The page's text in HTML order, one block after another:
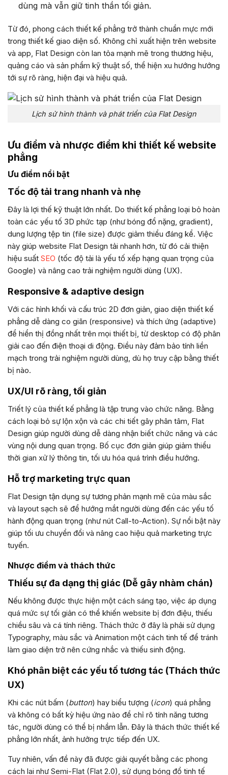
dùng mà vẫn giữ tinh thần tối giản.
Từ đó, phong cách thiết kế phẳng trở thành chuẩn mực mới
trong thiết kế giao diện số. Không chỉ xuất hiện trên website
và app, Flat Design còn lan tỏa mạnh mẽ trong thương hiệu,
quảng cáo và sản phẩm kỹ thuật số, thể hiện xu hướng hướng
tới sự rõ ràng, hiện đại và hiệu quả.
Lịch sử hình thành và phát triển của Flat Design
Ưu điểm và nhược điểm khi thiết kế website
phẳng
Ưu điểm nổi bật
Tốc độ tải trang nhanh và nhẹ
Đây là lợi thế kỹ thuật lớn nhất. Do thiết kế phẳng loại bỏ hoàn
toàn các yếu tố 3D phức tạp (như bóng đổ nặng, gradient),
dung lượng tệp tin (file size) được giảm thiểu đáng kể. Việc
này giúp website Flat Design tải nhanh hơn, từ đó cải thiện
hiệu suất SEO (tốc độ tải là yếu tố xếp hạng quan trọng của
Google) và nâng cao trải nghiệm người dùng (UX).
Responsive & adaptive design
Với các hình khối và cấu trúc 2D đơn giản, giao diện thiết kế
phẳng dễ dàng co giãn (responsive) và thích ứng (adaptive)
để hiển thị đồng nhất trên mọi thiết bị, từ desktop có độ phân
giải cao đến điện thoại di động. Điều này đảm bảo tính liền
mạch trong trải nghiệm người dùng, dù họ truy cập bằng thiết
bị nào.
UX/UI rõ ràng, tối giản
Triết lý của thiết kế phẳng là tập trung vào chức năng. Bằng
cách loại bỏ sự lộn xộn và các chi tiết gây phân tâm, Flat
Design giúp người dùng dễ dàng nhận biết chức năng và các
vùng nội dung quan trọng. Bố cục đơn giản giúp giảm thiểu
thời gian xử lý thông tin, tối ưu hóa quá trình điều hướng.
Hỗ trợ marketing trực quan
Flat Design tận dụng sự tương phản mạnh mẽ của màu sắc
và layout sạch sẽ để hướng mắt người dùng đến các yếu tố
hành động quan trọng (như nút Call-to-Action). Sự nổi bật này
giúp tối ưu chuyển đổi và nâng cao hiệu quả marketing trực
tuyến.
Nhược điểm và thách thức
Thiếu sự đa dạng thị giác (Dễ gây nhàm chán)
Nếu không được thực hiện một cách sáng tạo, việc áp dụng
quá mức sự tối giản có thể khiến website bị đơn điệu, thiếu
chiều sâu và cá tính riêng. Thách thức ở đây là phải sử dụng
Typography, màu sắc và Animation một cách tinh tế để tránh
làm giao diện trở nên cứng nhắc và thiếu sinh động.
Khó phân biệt các yếu tố tương tác (Thách thức
UX)
Khi các nút bấm (button) hay biểu tượng (icon) quá phẳng
và không có bất kỳ hiệu ứng nào để chỉ rõ tính năng tương
tác, người dùng có thể bị nhầm lẫn. Đây là thách thức thiết kế
phẳng lớn nhất, ảnh hưởng trực tiếp đến UX.
Tuy nhiên, vấn đề này đã được giải quyết bằng các phong
cách lai như Semi-Flat (Flat 2.0), sử dụng bóng đổ tinh tế